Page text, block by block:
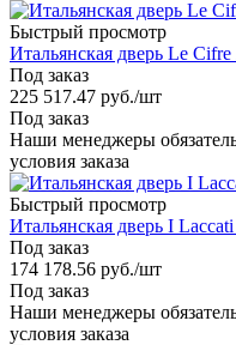
Быстрый просмотр
Итальянская дверь Le Cifre
Под заказ
225 517.47 руб./шт
Под заказ
Наши менеджеры
условия заказа
Быстрый просмотр
Итальянская дверь I
Под заказ
174 178.56 руб./шт
Под заказ
Наши менеджеры
условия заказа